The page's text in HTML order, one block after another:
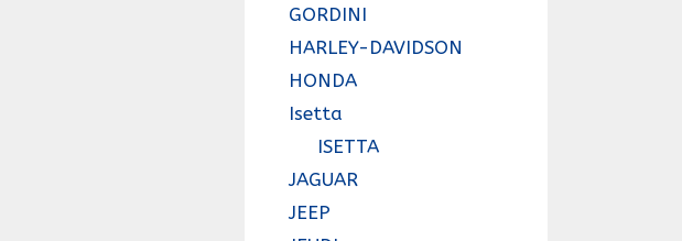
GORDINI
HARLEY-DAVIDSON
HONDA
Isetta
ISETTA
JAGUAR
JEEP